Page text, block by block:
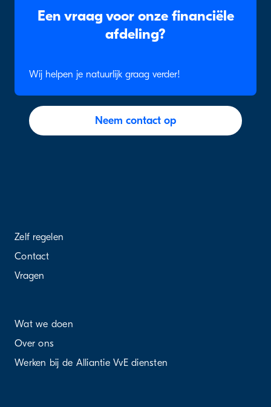
Een vraag voor onze financiële
afdeling?
Wij helpen je natuurlijk graag verder!
Neem contact op
Zelf regelen
Contact
Vragen
Wat we doen
Over ons
Werken bij de Alliantie VvE diensten